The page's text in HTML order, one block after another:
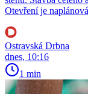
Otevření je
Ostravská Drbna
dnes, 10:16
1 min